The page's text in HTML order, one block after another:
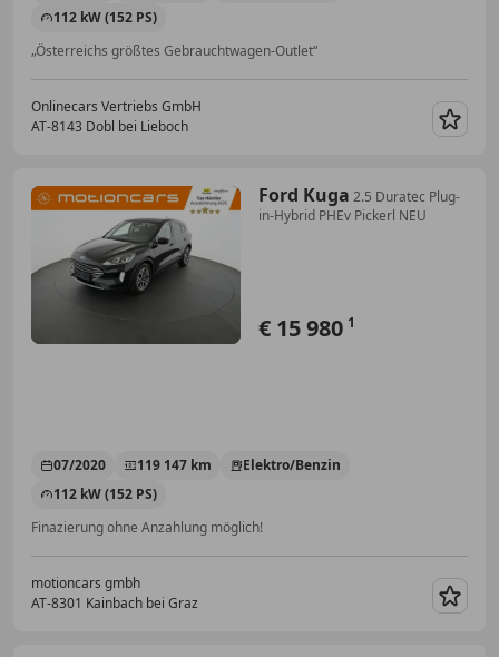
112 kW (152 PS)
„Österreichs größtes Gebrauchtwagen-Outlet“
Onlinecars Vertriebs GmbH
AT-8143 Dobl bei Lieboch
Ford Kuga 2.5 Duratec Plug-
in-Hybrid PHEv Pickerl NEU
€ 15 980 1
07/2020 119 147 km
Elektro/Benzin
112 kW (152 PS)
Finazierung ohne Anzahlung möglich!
motioncars gmbh
AT-8301 Kainbach bei Graz